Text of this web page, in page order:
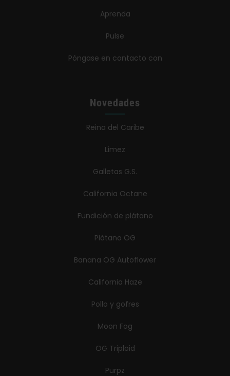
Aprenda
Pulse
Póngase en contacto con
Novedades
Reina del Caribe
Limez
Galletas G.S.
California Octane
Fundición de plátano
Plátano OG
Banana OG Autoflower
California Haze
Pollo y gofres
Moon Fog
OG Triploid
Purpz